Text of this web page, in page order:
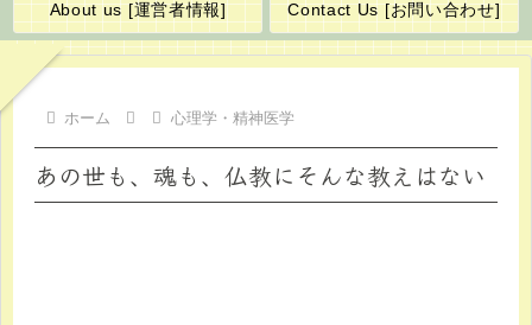
About us [運営者情報] Contact Us [お問い合わせ]
ホーム 心理学・精神医学
あの世も、魂も、仏教にそんな教えはない